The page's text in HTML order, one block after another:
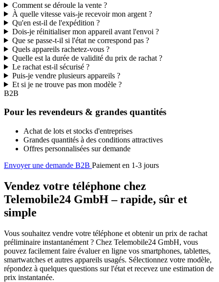
Comment se déroule la vente ?
À quelle vitesse vais-je recevoir mon argent ?
Qu'en est-il de l'expédition ?
Dois-je réinitialiser mon appareil avant l'envoi ?
Que se passe-t-il si l'état ne correspond pas ?
Quels appareils rachetez-vous ?
Quelle est la durée de validité du prix de rachat ?
Le rachat est-il sécurisé ?
Puis-je vendre plusieurs appareils ?
Et si je ne trouve pas mon modèle ?
B2B
Pour les revendeurs & grandes quantités
Achat de lots et stocks d'entreprises
Grandes quantités à des conditions attractives
Offres personnalisées sur demande
Envoyer une demande B2B Paiement en 1-3 jours
Vendez votre téléphone chez
Telemobile24 GmbH – rapide, sûr et
simple
Vous souhaitez vendre votre téléphone et obtenir un prix de rachat
préliminaire instantanément ? Chez Telemobile24 GmbH, vous
pouvez facilement faire évaluer en ligne vos smartphones, tablettes,
smartwatches et autres appareils usagés. Sélectionnez votre modèle,
répondez à quelques questions sur l'état et recevez une estimation de
prix instantanée.